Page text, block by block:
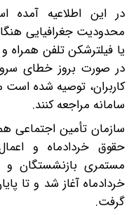
در این اطلاعیه
یا فیلترشکن تلفن همراه
در صورت بروز خطای
کاربران، توصیه شده
سامانه مراجعه کنند.
سازمان تأمین اجتماعی
حقوق خردادماه و
خردادماه آغاز شد و تا
گرفت.